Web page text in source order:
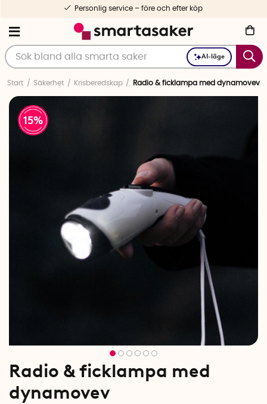
AI-läge
Personlig service – före och efter köp
Start Säkerhet Krisberedskap Radio & ficklampa med dynamovev
15
Radio & ficklampa med
dynamovev